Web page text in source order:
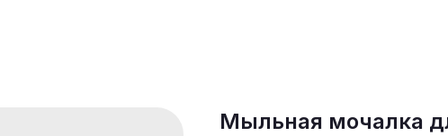
Мыльная мочалка